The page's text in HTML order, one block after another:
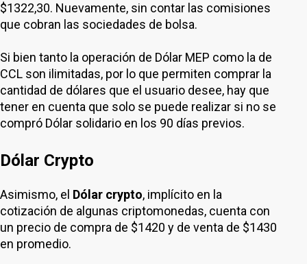
$1322,30. Nuevamente, sin contar las comisiones
que cobran las sociedades de bolsa.
Si bien tanto la operación de Dólar MEP como la de
CCL son ilimitadas, por lo que permiten comprar la
cantidad de dólares que el usuario desee, hay que
tener en cuenta que solo se puede realizar si no se
compró Dólar solidario en los 90 días previos.
Dólar Crypto
Asimismo, el Dólar crypto, implícito en la
cotización de algunas criptomonedas, cuenta con
un precio de compra de $1420 y de venta de $1430
en promedio.